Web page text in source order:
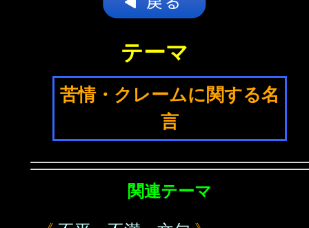
テーマ
苦情・クレームに関する名
言
関連テーマ